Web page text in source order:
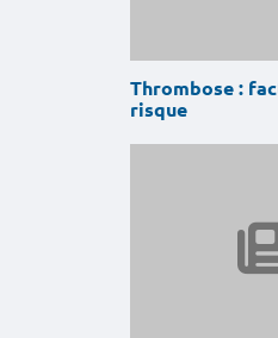
Thrombose :
risque